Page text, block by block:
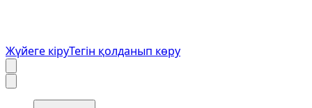
Жүйеге кіруТегін қолданып көру